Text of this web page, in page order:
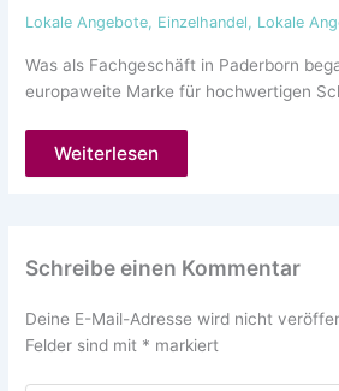
Lokale Angebote, Einzelhandel, Lokale
Was als Fachgeschäft in Paderborn
europaweite Marke für hochwertigen
Weiterlesen
Schreibe einen Kommentar
Deine E-Mail-Adresse wird nicht
Felder sind mit * markiert